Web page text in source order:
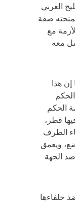
العربي
صفة
مع
معه
إن هذا
الحكم
قطر،
الطرف
ويعمق
الجهة
حلفاءها